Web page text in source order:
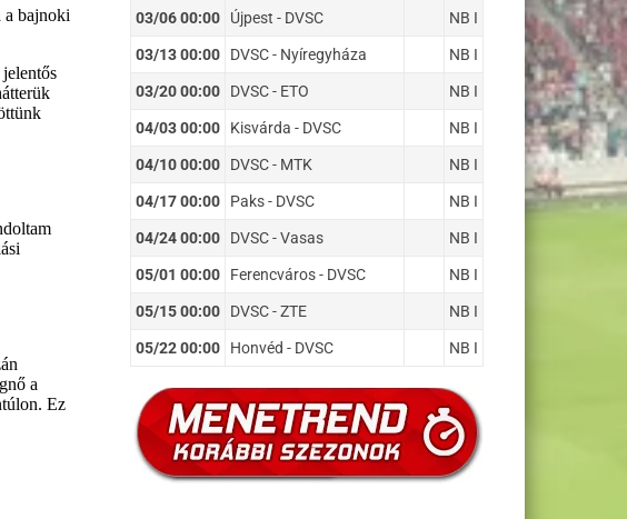
03/06 00:00 Újpest - DVSC NB I
03/13 00:00 DVSC - Nyíregyháza NB I
03/20 00:00 DVSC - ETO NB I
04/03 00:00 Kisvárda - DVSC NB I
04/10 00:00 DVSC - MTK NB I
04/17 00:00 Paks - DVSC NB I
04/24 00:00 DVSC - Vasas NB I
05/01 00:00 Ferencváros - DVSC NB I
05/15 00:00 DVSC - ZTE NB I
05/22 00:00 Honvéd - DVSC NB I